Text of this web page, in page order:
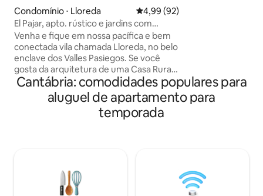
Condomínio ⋅ Lloreda 4,99 de uma avaliação média
4,99 (92)
El Pajar, apto. rústico e jardins com
ovelhas e galinhas
Venha e fique em nossa pacífica e bem
conectada vila chamada Lloreda, no belo
enclave dos Valles Pasiegos. Se você
gosta da arquitetura de uma Casa Rural
de 1830, mas com todos os confortos
modernos, nosso apartamento
amorosamente renovado no antigo
celeiro de feno pode ser o lugar ideal
extensas vistas rurais. Belas caminhadas
e passeios de bicicleta estão à sua porta.
Cantábria: comodidades populares para
aluguel de apartamento para
temporada